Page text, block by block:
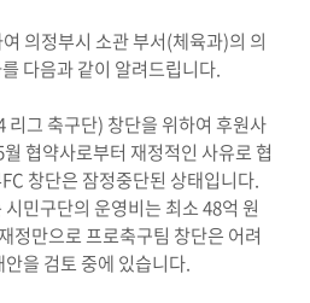
의정부시 소관 부서(체육과)의 의
다음과 같이 알려드립니다.
리그 축구단) 창단을 위하여 후원사
협약사로부터 재정적인 사유로 협
창단은 잠정중단된 상태입니다.
민구단의 운영비는 최소 48억 원
정만으로 프로축구팀 창단은 어려
을 검토 중에 있습니다.